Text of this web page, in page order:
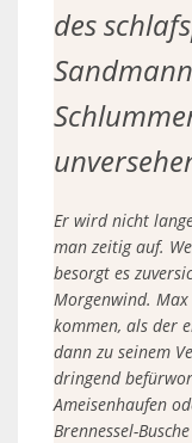
des
Er wird nicht
man zeitig auf.
besorgt es
Morgenwind. Max
kommen, als der
dann zu seinem
dringend
Ameisenhaufen
Brennessel-